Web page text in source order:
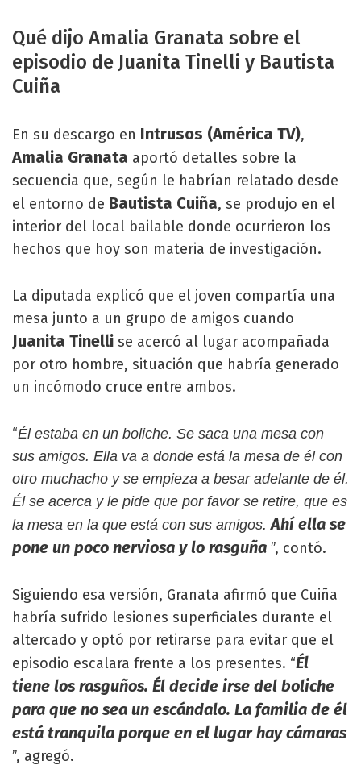
Qué dijo Amalia Granata sobre el
episodio de Juanita Tinelli y Bautista
Cuiña
En su descargo en Intrusos (América TV),
Amalia Granata aportó detalles sobre la
secuencia que, según le habrían relatado desde
el entorno de Bautista Cuiña, se produjo en el
interior del local bailable donde ocurrieron los
hechos que hoy son materia de investigación.
La diputada explicó que el joven compartía una
mesa junto a un grupo de amigos cuando
Juanita Tinelli se acercó al lugar acompañada
por otro hombre, situación que habría generado
un incómodo cruce entre ambos.
“Él estaba en un boliche. Se saca una mesa con
sus amigos. Ella va a donde está la mesa de él con
otro muchacho y se empieza a besar adelante de él.
Él se acerca y le pide que por favor se retire, que es
la mesa en la que está con sus amigos.Ahí ella se
pone un poco nerviosa y lo rasguña ”, contó.
Siguiendo esa versión, Granata afirmó que Cuiña
habría sufrido lesiones superficiales durante el
altercado y optó por retirarse para evitar que el
episodio escalara frente a los presentes. “Él
tiene los rasguños. Él decide irse del boliche
para que no sea un escándalo. La familia de él
está tranquila porque en el lugar hay cámaras
”, agregó.